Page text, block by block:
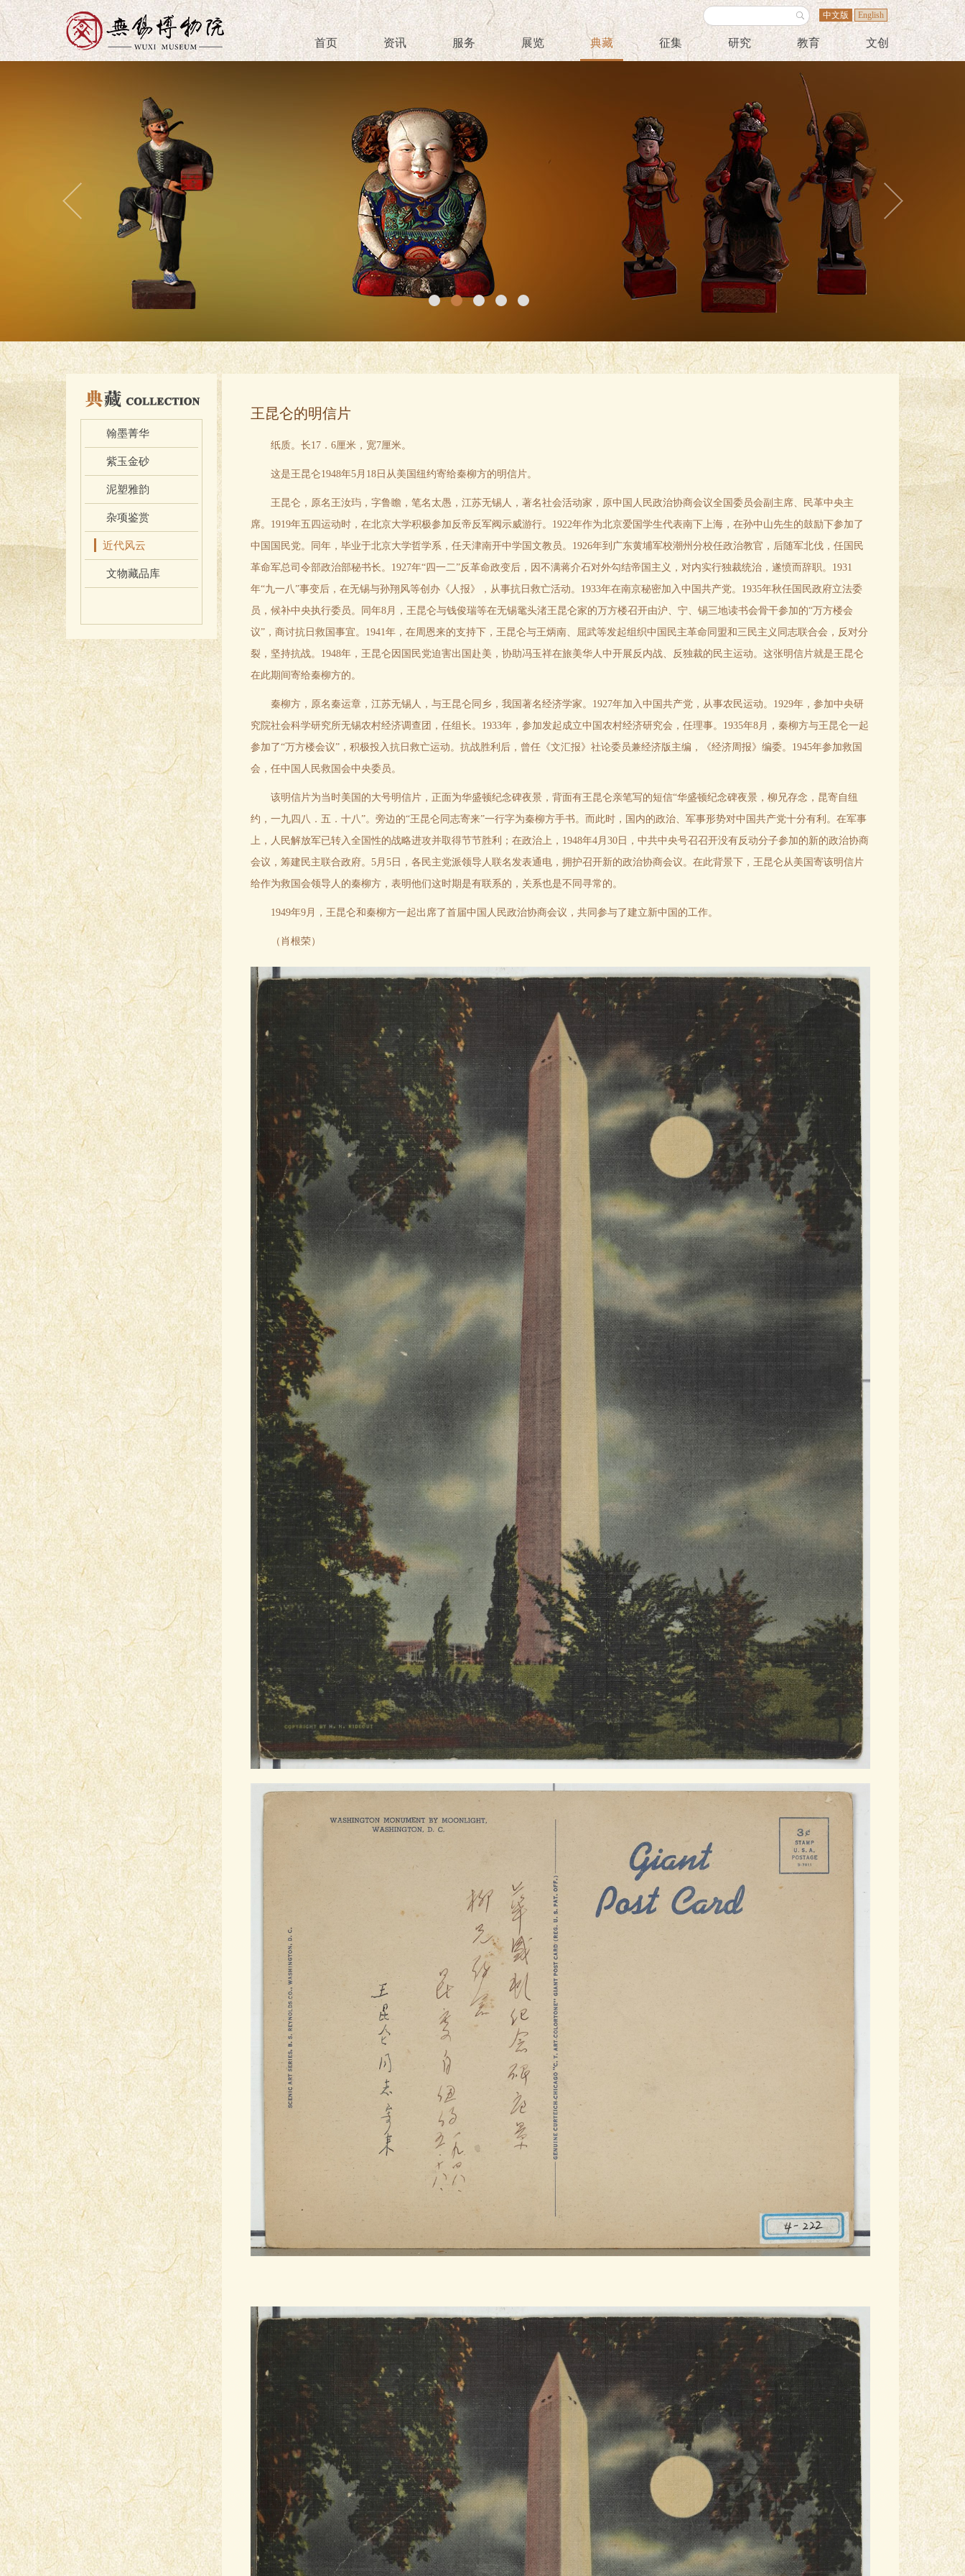
首页 资讯 服务 展览 典藏 征集 研究 教育 文创
中文版 English
翰墨菁华
紫玉金砂
泥塑雅韵
杂项鉴赏
近代风云
文物藏品库
王昆仑的明信片
纸质。长17．6厘米，宽7厘米。
这是王昆仑1948年5月18日从美国纽约寄给秦柳方的明信片。
王昆仑，原名王汝玙，字鲁瞻，笔名太愚，江苏无锡人，著名社会活动家，原中国人民政治协商会议全国委员会副主席、民革中央主
席。1919年五四运动时，在北京大学积极参加反帝反军阀示威游行。1922年作为北京爱国学生代表南下上海，在孙中山先生的鼓励下参加了
中国国民党。同年，毕业于北京大学哲学系，任天津南开中学国文教员。1926年到广东黄埔军校潮州分校任政治教官，后随军北伐，任国民
革命军总司令部政治部秘书长。1927年“四一二”反革命政变后，因不满蒋介石对外勾结帝国主义，对内实行独裁统治，遂愤而辞职。1931
年“九一八”事变后，在无锡与孙翔风等创办《人报》，从事抗日救亡活动。1933年在南京秘密加入中国共产党。1935年秋任国民政府立法委
员，候补中央执行委员。同年8月，王昆仑与钱俊瑞等在无锡鼋头渚王昆仑家的万方楼召开由沪、宁、锡三地读书会骨干参加的“万方楼会
议”，商讨抗日救国事宜。1941年，在周恩来的支持下，王昆仑与王炳南、屈武等发起组织中国民主革命同盟和三民主义同志联合会，反对分
裂，坚持抗战。1948年，王昆仑因国民党迫害出国赴美，协助冯玉祥在旅美华人中开展反内战、反独裁的民主运动。这张明信片就是王昆仑
在此期间寄给秦柳方的。
秦柳方，原名秦运章，江苏无锡人，与王昆仑同乡，我国著名经济学家。1927年加入中国共产党，从事农民运动。1929年，参加中央研
究院社会科学研究所无锡农村经济调查团，任组长。1933年，参加发起成立中国农村经济研究会，任理事。1935年8月，秦柳方与王昆仑一起
参加了“万方楼会议”，积极投入抗日救亡运动。抗战胜利后，曾任《文汇报》社论委员兼经济版主编，《经济周报》编委。1945年参加救国
会，任中国人民救国会中央委员。
该明信片为当时美国的大号明信片，正面为华盛顿纪念碑夜景，背面有王昆仑亲笔写的短信“华盛顿纪念碑夜景，柳兄存念，昆寄自纽
约，一九四八．五．十八”。旁边的“王昆仑同志寄来”一行字为秦柳方手书。而此时，国内的政治、军事形势对中国共产党十分有利。在军事
上，人民解放军已转入全国性的战略进攻并取得节节胜利；在政治上，1948年4月30日，中共中央号召召开没有反动分子参加的新的政治协商
会议，筹建民主联合政府。5月5日，各民主党派领导人联名发表通电，拥护召开新的政治协商会议。在此背景下，王昆仑从美国寄该明信片
给作为救国会领导人的秦柳方，表明他们这时期是有联系的，关系也是不同寻常的。
1949年9月，王昆仑和秦柳方一起出席了首届中国人民政治协商会议，共同参与了建立新中国的工作。
（肖根荣）